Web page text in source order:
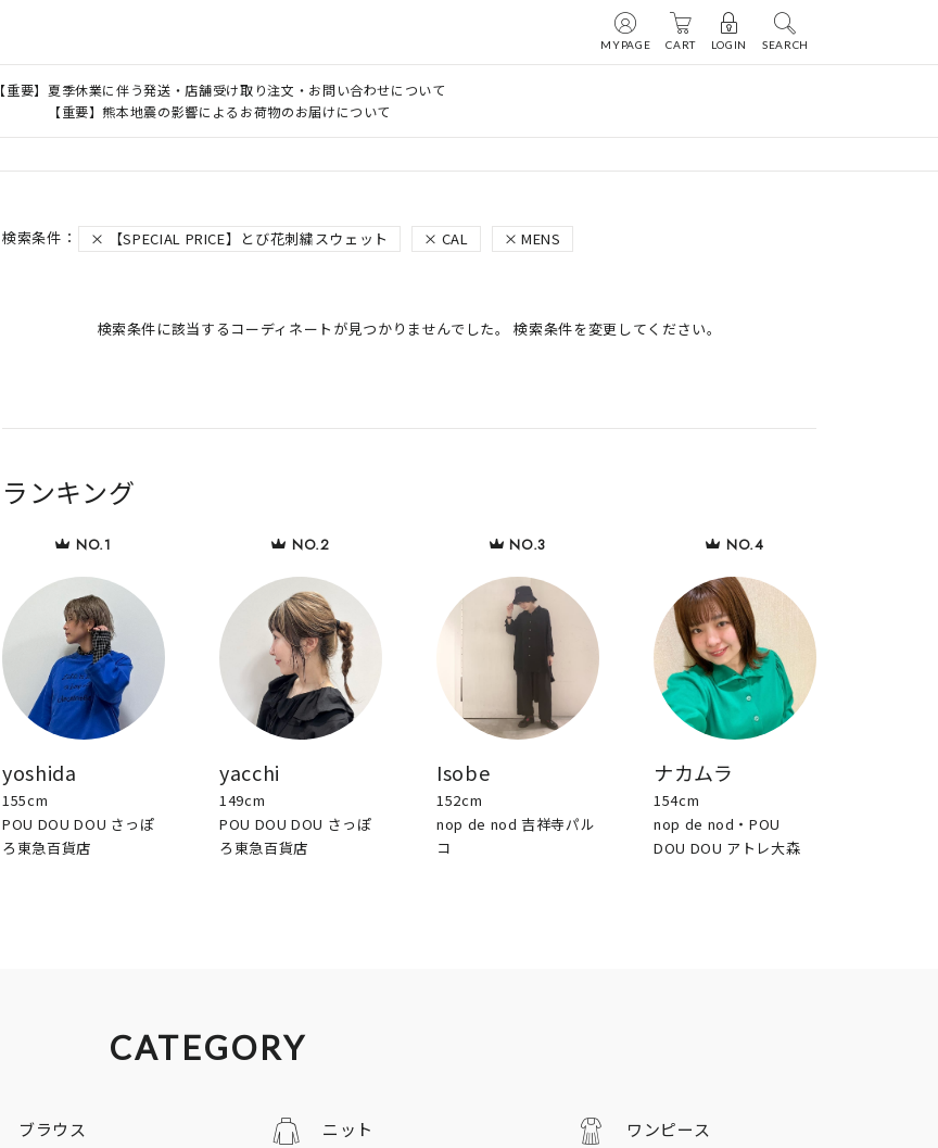
MYPAGE CART LOGIN SEARCH
【重要】夏季休業に伴う発送・店舗受け取り注文・お問い合わせについて
【重要】熊本地震の影響によるお荷物のお届けについて
【SPECIAL PRICE】とび花刺繍スウェット CAL MENS
検索条件に該当するコーディネートが見つかりませんでした。 検索条件を変更してください。
ランキング
yoshida
155cm
POU DOU DOU さっぽ
ろ東急百貨店
yacchi
149cm
POU DOU DOU さっぽ
ろ東急百貨店
Isobe
152cm
nop de nod 吉祥寺パル
コ
ナカムラ
154cm
nop de nod・POU
DOU DOU アトレ大森
CATEGORY
ブラウス ニット ワンピース